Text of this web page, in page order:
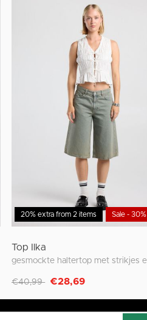
20% extra from 2 items Sale - 30%
Top Ilka
Afgeprijsd van
€40,99 naar
€28,69